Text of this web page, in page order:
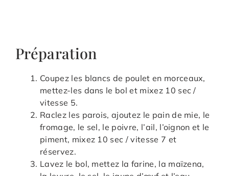
Préparation
Coupez les blancs de poulet en morceaux,
mettez-les dans le bol et mixez 10 sec /
vitesse 5.
Raclez les parois, ajoutez le pain de mie, le
fromage, le sel, le poivre, l’ail, l’oignon et le
piment, mixez 10 sec / vitesse 7 et
réservez.
Lavez le bol, mettez la farine, la maïzena,